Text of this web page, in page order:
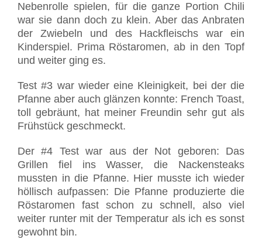
Nebenrolle spielen, für die ganze Portion Chili
war sie dann doch zu klein. Aber das Anbraten
der Zwiebeln und des Hackfleischs war ein
Kinderspiel. Prima Röstaromen, ab in den Topf
und weiter ging es.
Test #3 war wieder eine Kleinigkeit, bei der die
Pfanne aber auch glänzen konnte: French Toast,
toll gebräunt, hat meiner Freundin sehr gut als
Frühstück geschmeckt.
Der #4 Test war aus der Not geboren: Das
Grillen fiel ins Wasser, die Nackensteaks
mussten in die Pfanne. Hier musste ich wieder
höllisch aufpassen: Die Pfanne produzierte die
Röstaromen fast schon zu schnell, also viel
weiter runter mit der Temperatur als ich es sonst
gewohnt bin.